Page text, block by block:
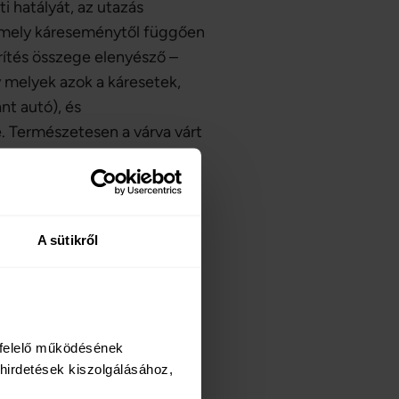
A sütikről
működésének
kiszolgálásához,
hatályát, az utazás
káreseménytől függően
összege elenyésző –
azok a káresetek,
autó), és
a várva várt
de a megfelelő védelem
járó utasbiztosítás,
külföldi utazás előtt
szeretnénk